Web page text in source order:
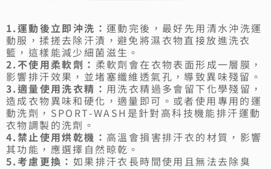
1.運動後立即沖洗： 運動完後，最好先用清水沖洗運
動服，揉搓去除汗漬，避免將濕衣物直接放進洗衣
籃，這樣能減少細菌滋生。
2.不使用柔軟劑： 柔軟劑會在衣物表面形成一層膜，
影響排汗效果，並堵塞纖維透氣孔，導致異味殘留。
3.適量使用洗衣精： 用洗衣精過多會留下化學殘留，
造成衣物異味和硬化，適量即可。或者使用專用的運
動洗劑，SPORT-WASH是針對高科技機能排汗運動
衣物調製的洗劑。
4.禁止使用烘乾機： 高溫會損害排汗衣的材質，影響
其功能，應選擇自然晾乾。
5.考慮更換： 如果排汗衣長時間使用且無法去除臭